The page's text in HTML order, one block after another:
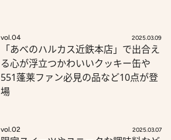
vol.04 2025.03.09
「あべのハルカス近鉄本店」で出合え
る心が浮立つかわいいクッキー缶や
551蓬莱ファン必見の品など10点が登
場
vol.02 2025.03.07